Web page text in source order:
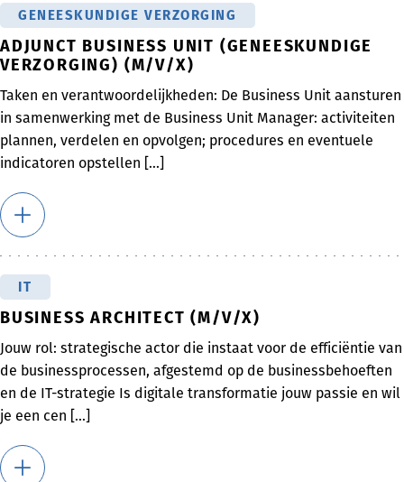
GENEESKUNDIGE VERZORGING
ADJUNCT BUSINESS UNIT (GENEESKUNDIGE
VERZORGING) (M/V/X)
Taken en verantwoordelijkheden: De Business Unit aansturen
in samenwerking met de Business Unit Manager: activiteiten
plannen, verdelen en opvolgen; procedures en eventuele
indicatoren opstellen [...]
IT
BUSINESS ARCHITECT (M/V/X)
Jouw rol: strategische actor die instaat voor de efficiëntie van
de businessprocessen, afgestemd op de businessbehoeften
en de IT-strategie Is digitale transformatie jouw passie en wil
je een cen [...]